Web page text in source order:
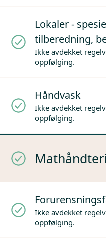
Lokaler -
tilberedning,
Ikke avdekket
oppfølging.
Håndvask
Ikke avdekket
oppfølging.
Ikke avdekket
oppfølging.